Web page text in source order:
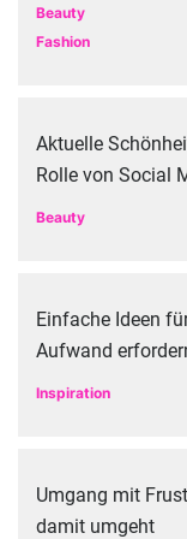
Beauty
Fashion
Aktuelle
Rolle von Social
Beauty
Einfache Ideen
Aufwand
Inspiration
Umgang mit
damit umgeht